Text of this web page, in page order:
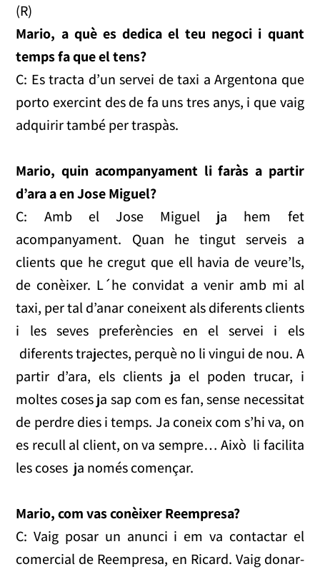
(R)
Mario, a què es dedica el teu negoci i quant
temps fa que el tens?
C: Es tracta d’un servei de taxi a Argentona que
porto exercint des de fa uns tres anys, i que vaig
adquirir també per traspàs.
Mario, quin acompanyament li faràs a partir
d’ara a en Jose Miguel?
C: Amb el Jose Miguel ja hem fet
acompanyament. Quan he tingut serveis a
clients que he cregut que ell havia de veure’ls,
de conèixer. L´he convidat a venir amb mi al
taxi, per tal d’anar coneixent als diferents clients
i les seves preferències en el servei i els
diferents trajectes, perquè no li vingui de nou. A
partir d’ara, els clients ja el poden trucar, i
moltes coses ja sap com es fan, sense necessitat
de perdre dies i temps. Ja coneix com s’hi va, on
es recull al client, on va sempre… Això li facilita
les coses ja només començar.
Mario, com vas conèixer Reempresa?
C: Vaig posar un anunci i em va contactar el
comercial de Reempresa, en Ricard. Vaig donar-